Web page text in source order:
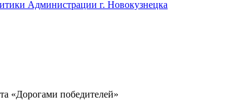
Администрации г. Новокузнецка
«Дорогами победителей»